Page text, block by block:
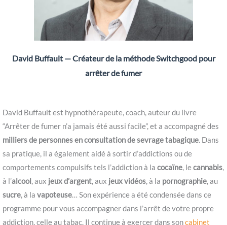
David Buffault — Créateur de la méthode Switchgood pour
arrêter de fumer
David Buffault est hypnothérapeute, coach, auteur du livre
“Arrêter de fumer n’a jamais été aussi facile”, et a accompagné des
milliers de personnes en consultation de sevrage tabagique. Dans
sa pratique, il a également aidé à sortir d’addictions ou de
comportements compulsifs tels l’addiction à la cocaïne, lecannabis,
à l’alcool, aux jeux d’argent, aux jeux vidéos, à la pornographie, au
sucre, à la vapoteuse… Son expérience a été condensée dans ce
programme pour vous accompagner dans l’arrêt de votre propre
addiction, celle au tabac. Il continue à exercer dans soncabinet